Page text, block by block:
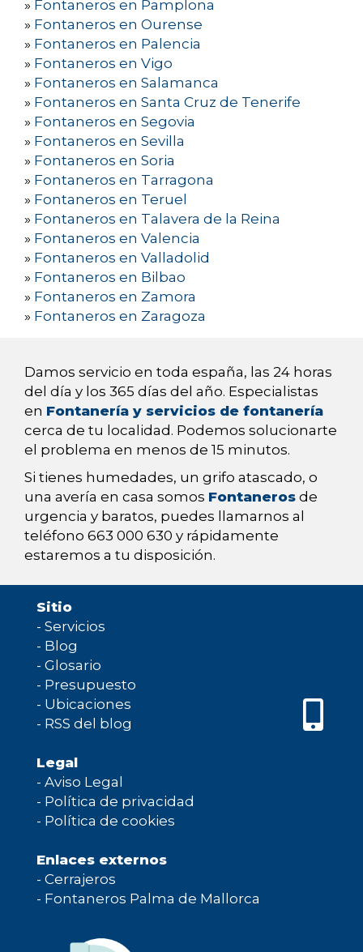
» Fontaneros en Pamplona
» Fontaneros en Ourense
» Fontaneros en Palencia
» Fontaneros en Vigo
» Fontaneros en Salamanca
» Fontaneros en Santa Cruz de Tenerife
» Fontaneros en Segovia
» Fontaneros en Sevilla
» Fontaneros en Soria
» Fontaneros en Tarragona
» Fontaneros en Teruel
» Fontaneros en Talavera de la Reina
» Fontaneros en Valencia
» Fontaneros en Valladolid
» Fontaneros en Bilbao
» Fontaneros en Zamora
» Fontaneros en Zaragoza
Damos servicio en toda españa, las 24 horas
del día y los 365 días del año. Especialistas
en Fontanería y servicios de fontanería
cerca de tu localidad. Podemos solucionarte
el problema en menos de 15 minutos.
Si tienes humedades, un grifo atascado, o
una avería en casa somos Fontaneros de
urgencia y baratos, puedes llamarnos al
teléfono 663 000 630 y rápidamente
estaremos a tu disposición.
Sitio
- Servicios
- Blog
- Glosario
- Presupuesto
- Ubicaciones
- RSS del blog
Legal
- Aviso Legal
- Política de privacidad
- Política de cookies
Enlaces externos
- Cerrajeros
- Fontaneros Palma de Mallorca